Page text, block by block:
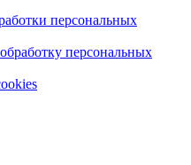
персональных
персональных